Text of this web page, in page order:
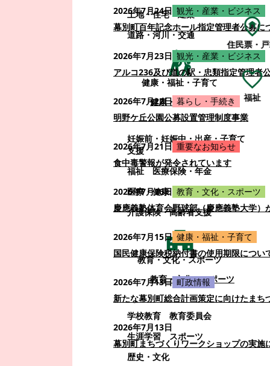
土地・住宅・建築
道路・河川・交通
健康・福祉・子育て
健康・福祉・子育て
妊娠前・妊娠中・出産・子育て
支援
福祉
医療保険・年金
医療・健康
介護保険・高齢者支援
教育・文化・スポーツ
教育・文化・スポーツ
学校教育
教育委員会
生涯学習
スポーツ
歴史・文化
2026年7月24日 観光・産業・ビジネス
幕別町百年記念ホール指定管理者公募に
2026年7月23日 観光・産業・ビジネス
アルコ236及び道の駅・忠類指定管理者
2026年7月22日 暮らし・手続き
明野ケ丘公園公募設置管理制度事業
2026年7月21日 重要なお知らせ
食中毒警報が発令されています
2026年7月16日 教育・文化・スポーツ
慶應義塾体育会野球部（慶應義塾大学）
2026年7月15日 健康・福祉・子育て
国民健康保険税納付書の使用期限につい
2026年7月13日 町政情報
新たな幕別町総合計画策定に向けたまち
2026年7月13日
幕別町まちづくりワークショップの実施
住民票・
福祉